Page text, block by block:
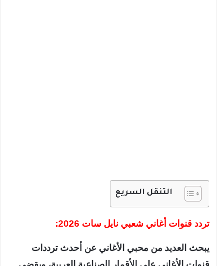
التنقل السريع
تردد قنوات أغاني شعبي نايل سات 2026:
يبحث العديد من محبي الأغاني عن أحدث ترددات